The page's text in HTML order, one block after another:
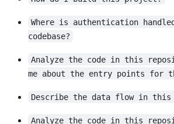
Where is authentication
codebase?
Analyze the code in this
me about the entry points for
Describe the data flow in
Analyze the code in this